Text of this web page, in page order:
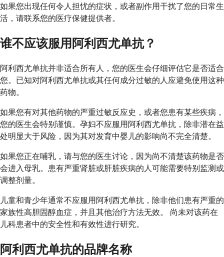
如果您出现任何令人担忧的症状，或者副作用干扰了您的日常生
活，请联系您的医疗保健提供者。
谁不应该服用阿利西尤单抗？
阿利西尤单抗并非适合所有人，您的医生会仔细评估它是否适合
您。已知对阿利西尤单抗或其任何成分过敏的人应避免使用这种
药物。
如果您有对其他药物的严重过敏反应史，或者您患有某些疾病，
您的医生会特别谨慎。孕妇不应服用阿利西尤单抗，除非潜在益
处明显大于风险，因为其对发育中婴儿的影响尚不完全清楚。
如果您正在哺乳，请与您的医生讨论，因为尚不清楚该药物是否
会进入母乳。患有严重肾脏或肝脏疾病的人可能需要特别监测或
调整剂量。
儿童和青少年通常不应服用阿利西尤单抗，除非他们患有严重的
家族性高胆固醇血症，并且其他治疗方法无效。 尚未对该药在
儿科患者中的安全性和有效性进行研究。
阿利西尤单抗的品牌名称